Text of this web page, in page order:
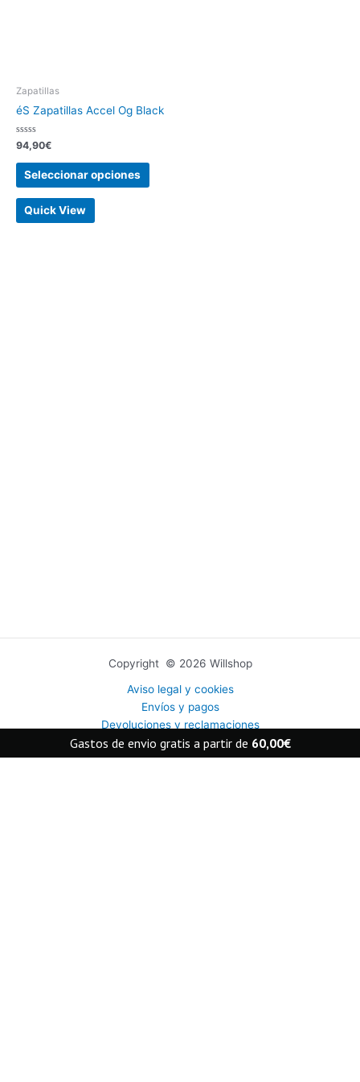
Zapatillas
éS Zapatillas Accel Og Black
Valorado
con
0
de
94,90€
Seleccionar opciones
Quick View
Copyright © 2026 Willshop
Aviso legal y cookies
Envíos y pagos
Devoluciones y reclamaciones
Gastos de envio gratis a partir de 60,00€